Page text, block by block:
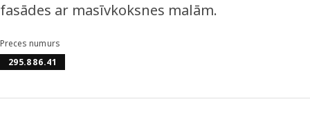
fasādes ar masīvkoksnes malām.
Preces numurs
295.886.41